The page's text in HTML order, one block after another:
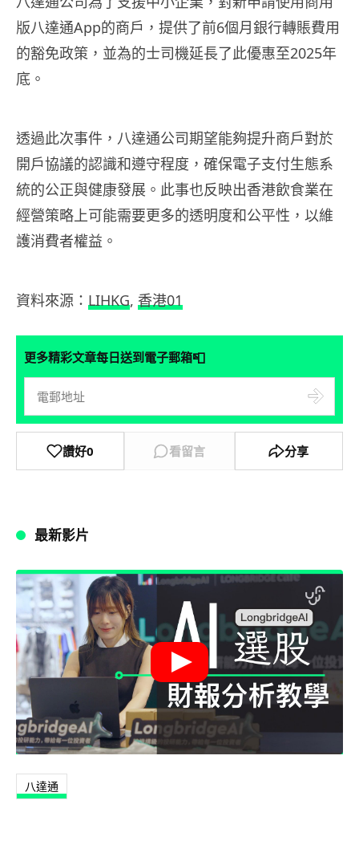
版八達通App的商戶，提供了前6個月銀行轉賬費用
的豁免政策，並為的士司機延長了此優惠至2025年
底。
透過此次事件，八達通公司期望能夠提升商戶對於
開戶協議的認識和遵守程度，確保電子支付生態系
統的公正與健康發展。此事也反映出香港飲食業在
經營策略上可能需要更多的透明度和公平性，以維
護消費者權益。
資料來源： LIHKG, 香港01
更多精彩文章每日送到電子郵箱📮
讚好0 看留言 分享
最新影片
八達通